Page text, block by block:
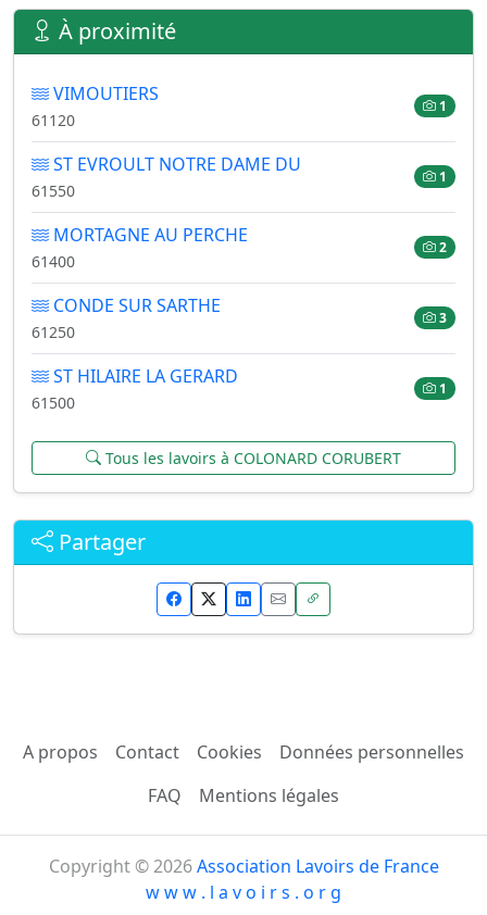
À proximité
VIMOUTIERS
61120
1
ST EVROULT NOTRE DAME DU
61550
1
MORTAGNE AU PERCHE
61400
2
CONDE SUR SARTHE
61250
3
ST HILAIRE LA GERARD
61500
1
Tous les lavoirs à COLONARD CORUBERT
Partager
A propos Contact Cookies
Données personnelles
FAQ
Mentions légales
Copyright © 2026Association Lavoirs de France
w w w . l a v o i r s . o r g